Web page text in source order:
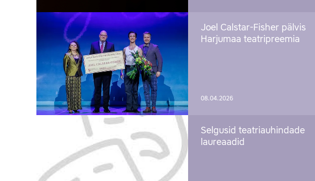
Joel Calstar-Fisher pälvis
Harjumaa teatripreemia
08.04.2026
Selgusid teatriauhindade
laureaadid